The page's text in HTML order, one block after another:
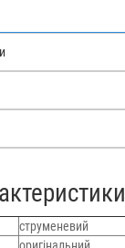
струменевий
оригінальний